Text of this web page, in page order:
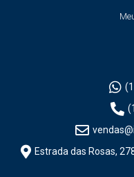
Estrada das Rosas,